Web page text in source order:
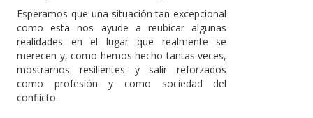
Esperamos que una situación tan excepcional
como esta nos ayude a reubicar algunas
realidades en el lugar que realmente se
merecen y, como hemos hecho tantas veces,
mostrarnos resilientes y salir reforzados
como profesión y como sociedad del
conflicto.